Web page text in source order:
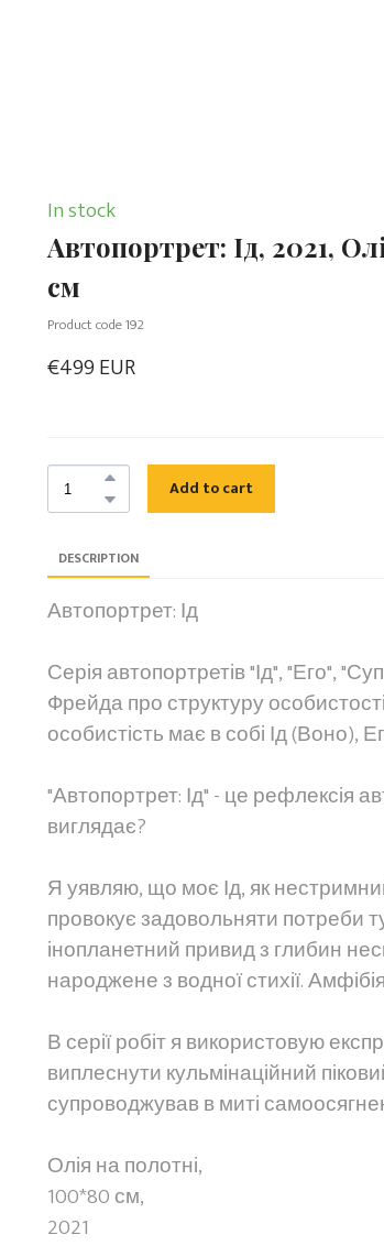
In stock
Автопортрет: Ід, 2021,
см
Product code 192
€499 EUR
Add to cart
DESCRIPTION
Автопортрет: Ід
Серія автопортретів "Ід", "Его",
Фрейда про структуру
особистість має в собі Ід (Воно),
"Автопортрет: Ід" - це рефлексія
виглядає?
Я уявляю, що моє Ід, як
провокує задовольняти потреби
інопланетний привид з глибин
народжене з водної стихії.
В серії робіт я використовую
виплеснути кульмінаційний
супроводжував в миті
Олія на полотні,
100*80 см,
2021